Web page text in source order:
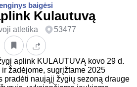
baigėsi
Kulautuvą
atletika 53477
aplink KULAUTUVĄ kovo 29 d.
žadėjome, sugrįžtame 2025
pradėti naująjį žygių sezoną drauge